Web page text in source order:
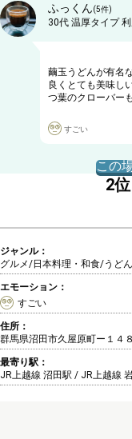
ふっくん(5件)
30代 温厚タイプ利
繭玉うどんが有名
良くとても美味し
つ葉のクローバー
すごい
この
2位
ジャンル：
グルメ/日本料理・和食/うど
エモーション：
すごい
住所：
群馬県沼田市久屋原町ー１４
最寄り駅：
JR上越線 沼田駅 / JR上越線